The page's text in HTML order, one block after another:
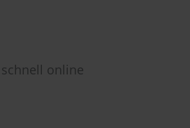
online